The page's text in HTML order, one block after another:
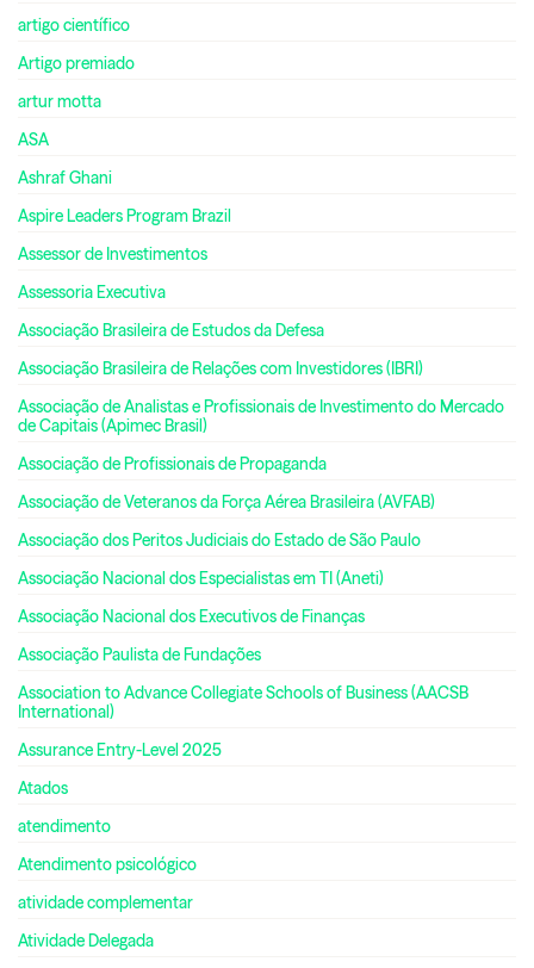
artigo científico
Artigo premiado
artur motta
ASA
Ashraf Ghani
Aspire Leaders Program Brazil
Assessor de Investimentos
Assessoria Executiva
Associação Brasileira de Estudos da Defesa
Associação Brasileira de Relações com Investidores (IBRI)
Associação de Analistas e Profissionais de Investimento do Mercado
de Capitais (Apimec Brasil)
Associação de Profissionais de Propaganda
Associação de Veteranos da Força Aérea Brasileira (AVFAB)
Associação dos Peritos Judiciais do Estado de São Paulo
Associação Nacional dos Especialistas em TI (Aneti)
Associação Nacional dos Executivos de Finanças
Associação Paulista de Fundações
Association to Advance Collegiate Schools of Business (AACSB
International)
Assurance Entry-Level 2025
Atados
atendimento
Atendimento psicológico
atividade complementar
Atividade Delegada